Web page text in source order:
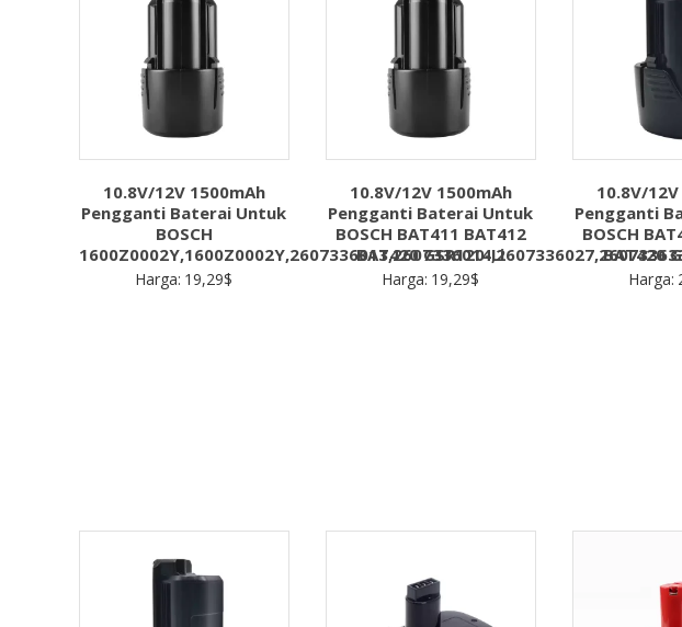
10.8V/12V 1500mAh
Pengganti Baterai Untuk
BOSCH
Harga: 19,29$
10.8V/12V 1500mAh
Pengganti Baterai Untuk
BOSCH BAT411 BAT412
BAT420 GSR120-Li
Harga: 19,29$
10.8V/
Pengganti
BOSCH
BAT420
Harga: